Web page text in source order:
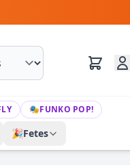
🎭FUNKO POP!
🎉Fetes